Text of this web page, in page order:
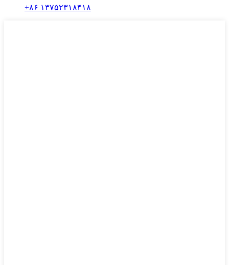
‎+۸۶ ۱۳۷۵۲۳۱۸۴۱۸‎